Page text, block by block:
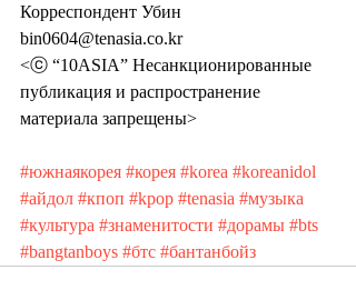
Корреспондент Убин
bin0604@tenasia.co.kr
<ⓒ “10ASIA” Несанкционированные
публикация и распространение
материала запрещены>
#южнаякорея #корея #korea #koreanidol
#айдол #кпоп #kpop #tenasia #музыка
#культура #знаменитости #дорамы #bts
#bangtanboys #бтс #бантанбойз